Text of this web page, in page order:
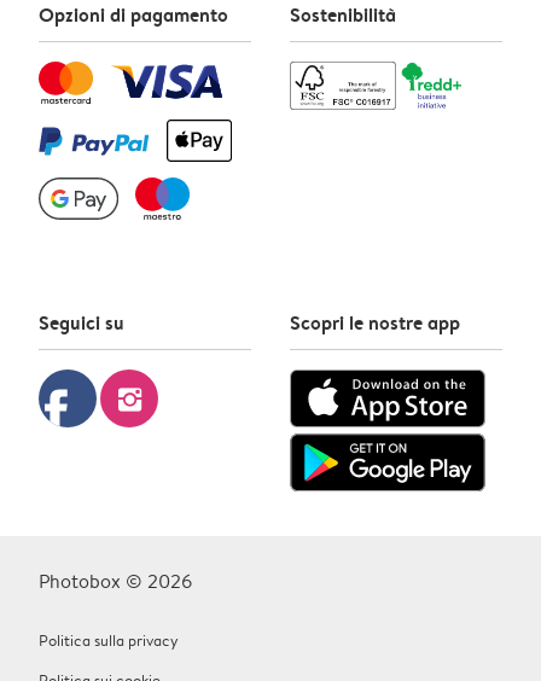
Opzioni di pagamento Sostenibilità
Seguici su
facebook instagram
Scopri le nostre app
Photobox © 2026
Politica sulla privacy